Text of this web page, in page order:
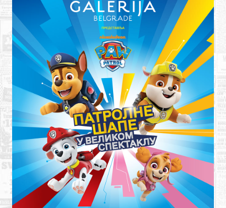
Shopping
Sve za venčanje
Sve za decu
Gastronomija
Kuća i bašta
Zdravlje i medicina
Sport i rekreacija
Hobi i razonoda
ADRESAR
Posao